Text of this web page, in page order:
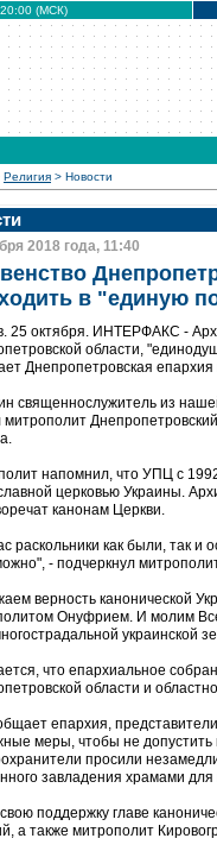
20:00 (МСК)
Религия > Новости
2018 года, 11:40
в "единую
25 октября. ИНТЕРФАКС -
области,
Днепропетровская
священнослужитель из
митрополит
напомнил, что УПЦ с
церковью Украины.
канонам Церкви.
раскольники как были, так и
- подчеркнул
верность канонической
Онуфрием. И молим
украинской
что епархиальное
области и
епархия,
меры, чтобы не допустить
просили
завладения храмами
поддержку главе
а также митрополит